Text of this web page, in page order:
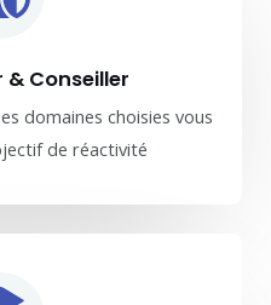
Conseiller
domaines choisies vous
de réactivité